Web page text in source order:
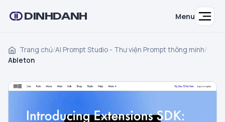
DINHDANH Menu
Trang chủ/AI Prompt Studio - Thư viện Prompt thông minh/
Ableton